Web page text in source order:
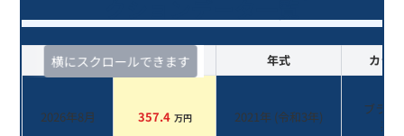
横にスクロールできます
査定時期 セルカ実績 年式 カラー
2026年8月 357.4 万円 2021年 (令和3年)
ブラッ
系